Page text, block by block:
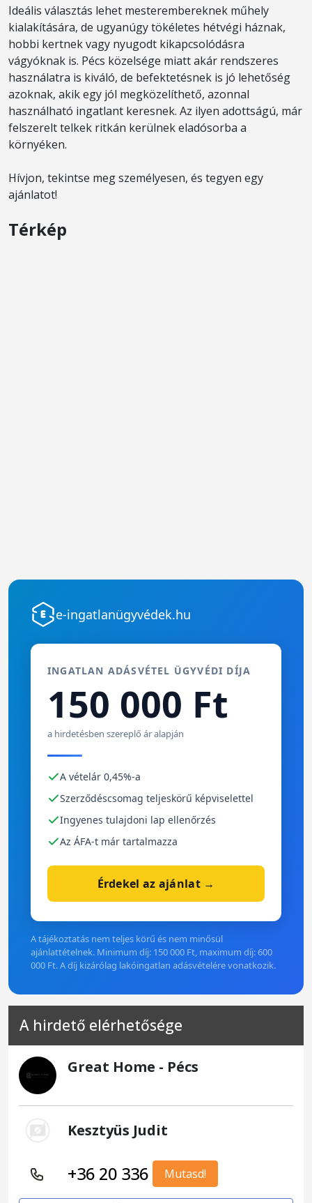
Ideális választás lehet mesterembereknek műhely
kialakítására, de ugyanúgy tökéletes hétvégi háznak,
hobbi kertnek vagy nyugodt kikapcsolódásra
vágyóknak is. Pécs közelsége miatt akár rendszeres
használatra is kiváló, de befektetésnek is jó lehetőség
azoknak, akik egy jól megközelíthető, azonnal
használható ingatlant keresnek. Az ilyen adottságú, már
felszerelt telkek ritkán kerülnek eladósorba a
környéken.
Hívjon, tekintse meg személyesen, és tegyen egy
ajánlatot!
Térkép
e-ingatlanügyvédek.hu
INGATLAN ADÁSVÉTEL ÜGYVÉDI DÍJA
150 000 Ft
a hirdetésben szereplő ár alapján
A vételár 0,45%-a
Szerződéscsomag teljeskörű képviselettel
Ingyenes tulajdoni lap ellenőrzés
Az ÁFA-t már tartalmazza
Érdekel az ajánlat →
A tájékoztatás nem teljes körű és nem minősül
ajánlattételnek. Minimum díj: 150 000 Ft, maximum díj: 600
000 Ft. A díj kizárólag lakóingatlan adásvételére vonatkozik.
A hirdető elérhetősége
Great Home - Pécs
Kesztyüs Judit
+36 20 336 Mutasd!